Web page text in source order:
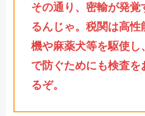
その通り、密輸が発覚
るんじゃ。税関は高性
機や麻薬犬等を駆使し
で防ぐためにも検査を
るぞ。